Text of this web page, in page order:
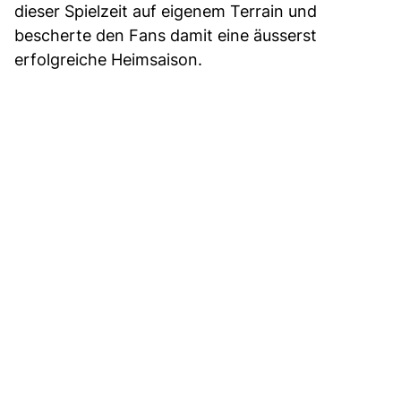
dieser Spielzeit auf eigenem Terrain und
bescherte den Fans damit eine äusserst
erfolgreiche Heimsaison.